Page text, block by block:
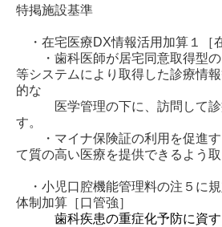
特掲施設基準
・在宅医療DX情報活用加算１［
・歯科医師が居宅同意取得型の
等システムにより取得した診療情
的な
医学管理の下に、訪問して診
す。
・マイナ保険証の利用を促進す
て質の高い医療を提供できるよう取
・小児口腔機能管理料の注５に
体制加算［口管強］
歯科疾患の重症化予防に資